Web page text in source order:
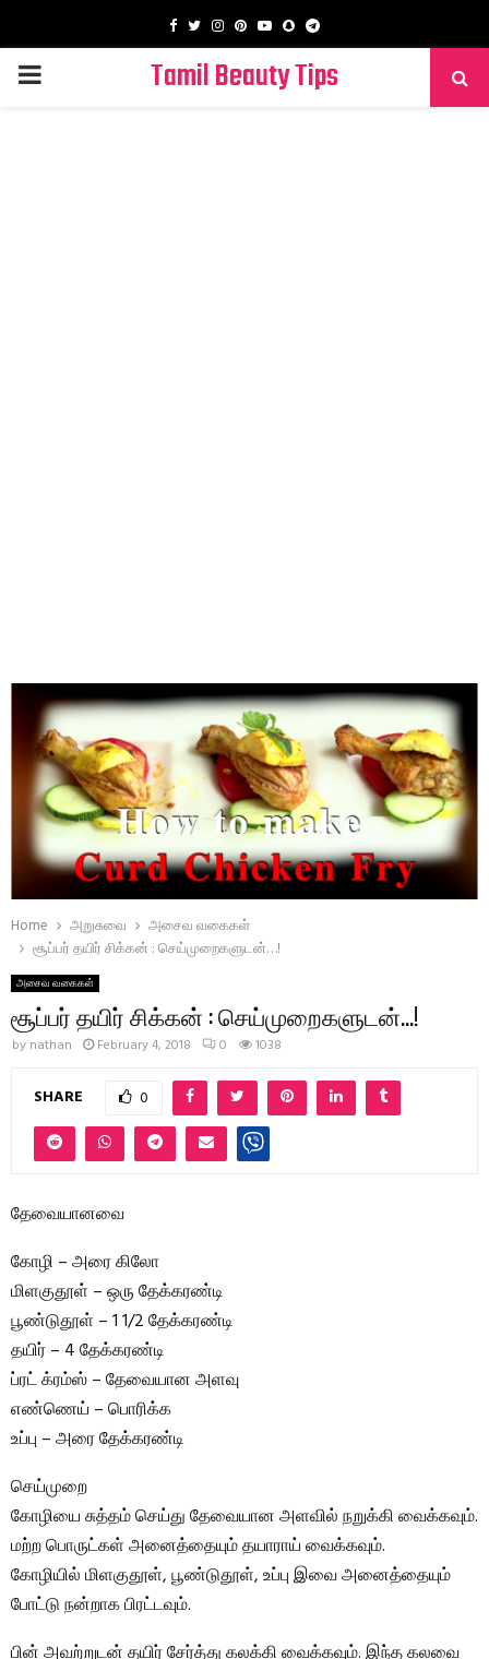
Facebook
TwitterInstagram
PinterestYoutube
SnapchatTelegram
PRIMARY
Tamil Beauty Tips
Home அறுசுவை
அசைவ வகைகள்
சூப்பர் தயிர் சிக்கன் : செய்முறைகளுடன்…!
அசைவ வகைகள்
சூப்பர் தயிர் சிக்கன் : செய்முறைகளுடன்…!
by nathan February 4, 2018 0 1038
SHARE 0
தேவையானவை
கோழி – அரை கிலோ
மிளகுதூள் – ஒரு தேக்கரண்டி
பூண்டுதூள் – 1 1/2 தேக்கரண்டி
தயிர் – 4 தேக்கரண்டி
ப்ரட் க்ரம்ஸ் – தேவையான அளவு
எண்ணெய் – பொரிக்க
உப்பு – அரை தேக்கரண்டி
செய்முறை
கோழியை சுத்தம் செய்து தேவையான அளவில் நறுக்கி வைக்கவும்.
மற்ற பொருட்கள் அனைத்தையும் தயாராய் வைக்கவும்.
கோழியில் மிளகுதூள், பூண்டுதூள், உப்பு இவை அனைத்தையும்
போட்டு நன்றாக பிரட்டவும்.
பின் அவற்றுடன் தயிர் சேர்த்து கலக்கி வைக்கவும். இந்த கலவை